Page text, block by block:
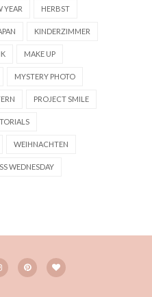
YEAR HERBST
KINDERZIMMER
MAKE UP
MYSTERY PHOTO
PROJECT SMILE
WEIHNACHTEN
WEDNESDAY